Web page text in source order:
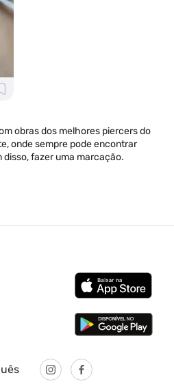
obras dos melhores piercers do
onde sempre pode encontrar
disso, fazer uma marcação.